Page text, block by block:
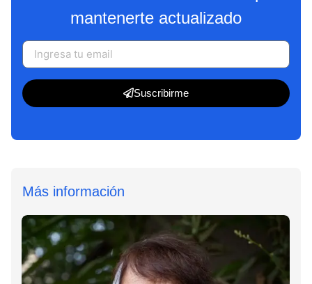
mantenerte actualizado
Suscribirme
Más información